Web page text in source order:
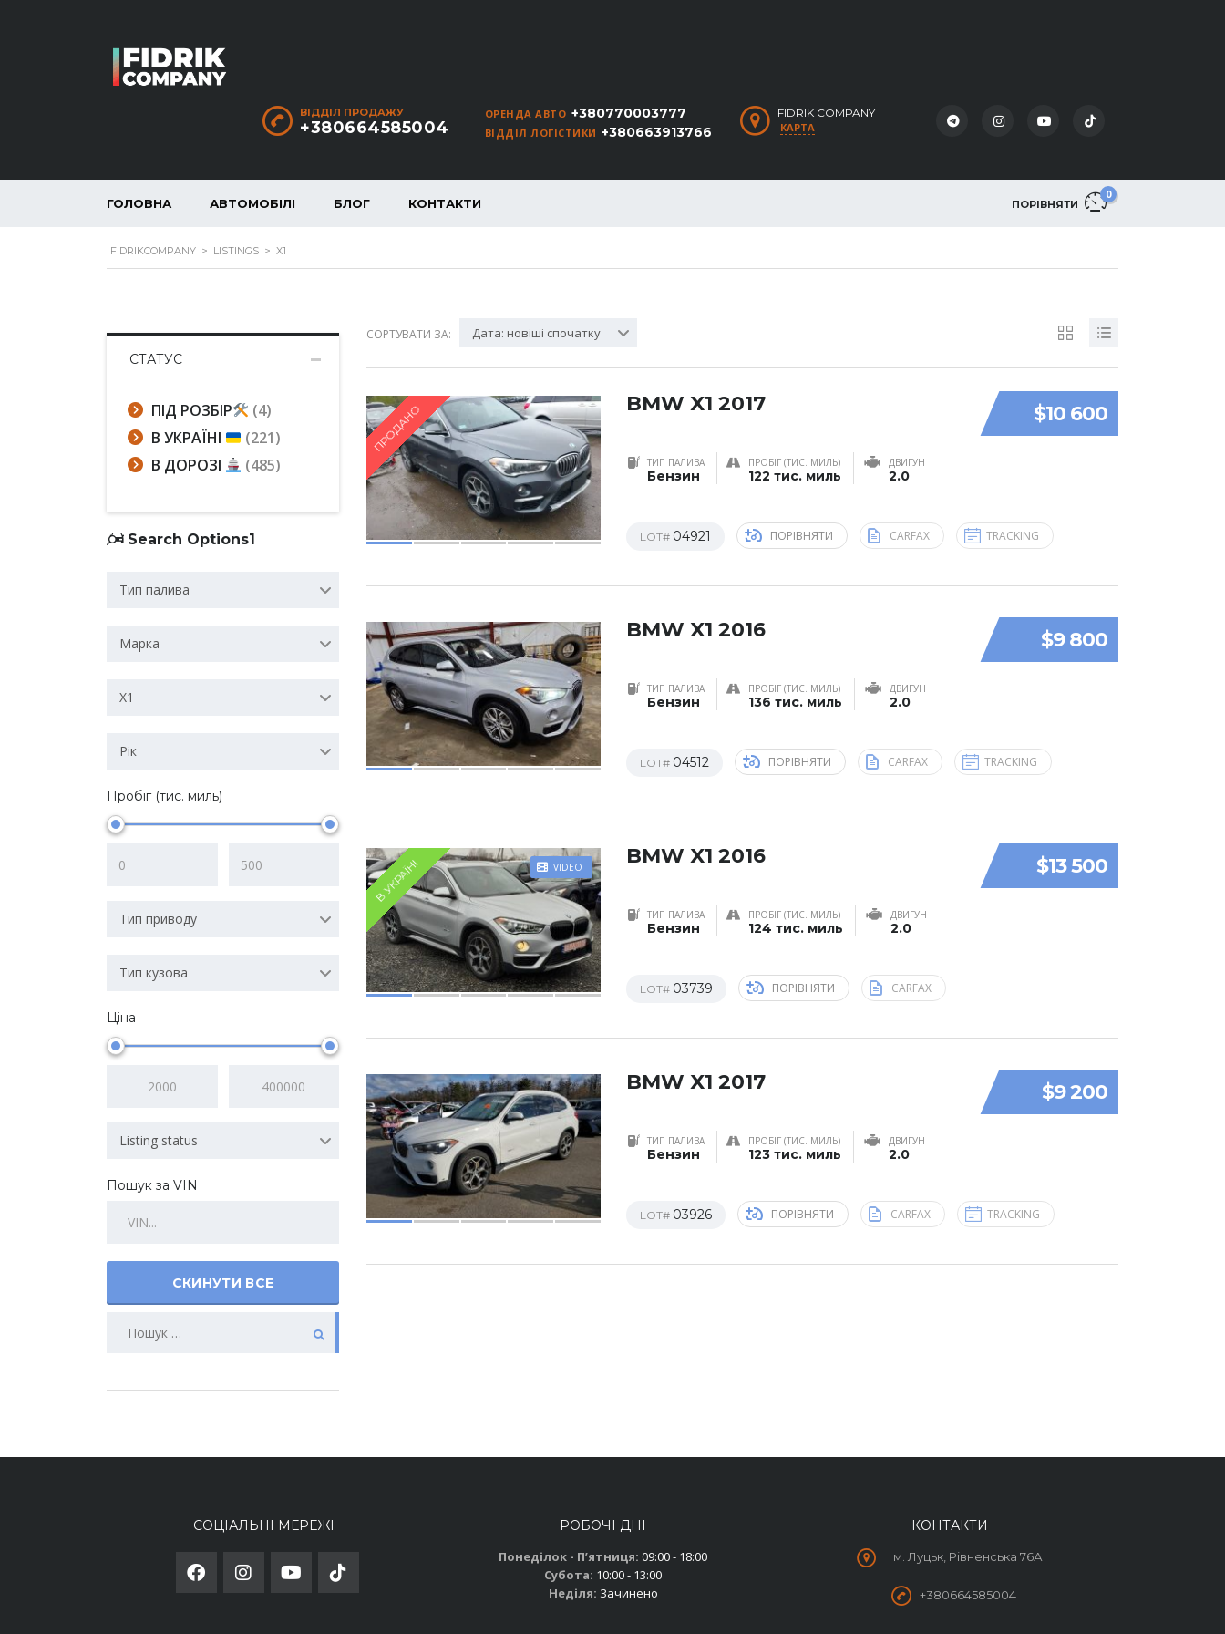
FIDRIK COMPANY
КАРТА
ОРЕНДА АВТО +380770003777
ВІДДІЛ ЛОГІСТИКИ +380663913766
ВІДДІЛ ПРОДАЖУ
+380664585004
ПОРІВНЯТИ
0
ГОЛОВНА АВТОМОБІЛІ БЛОГ КОНТАКТИ
FIDRIKCOMPANY > LISTINGS > X1
СТАТУС
ПІД РОЗБІР
(4)
В УКРАЇНІ
(221)
В ДОРОЗІ
(485)
Search Options1
Тип палива
Марка
X1
Рік
Пробіг (тис. миль)
Тип приводу
Тип кузова
Ціна
Listing status
Пошук за VIN
СКИНУТИ ВСЕ
СОРТУВАТИ ЗА: Дата: новіші спочатку
ПРОДАНО $10 600
BMW X1 2017
ТИП ПАЛИВА
Бензин
ПРОБІГ (ТИС. МИЛЬ)
122 тис. миль
ДВИГУН
2.0
LOT# 04921 ПОРІВНЯТИ CARFAX TRACKING
$9 800
BMW X1 2016
ТИП ПАЛИВА
Бензин
ПРОБІГ (ТИС. МИЛЬ)
136 тис. миль
ДВИГУН
2.0
LOT# 04512 ПОРІВНЯТИ CARFAX TRACKING
VIDEO
В УКРАЇНІ $13 500
BMW X1 2016
ТИП ПАЛИВА
Бензин
ПРОБІГ (ТИС. МИЛЬ)
124 тис. миль
ДВИГУН
2.0
LOT# 03739 ПОРІВНЯТИ CARFAX
$9 200
BMW X1 2017
ТИП ПАЛИВА
Бензин
ПРОБІГ (ТИС. МИЛЬ)
123 тис. миль
ДВИГУН
2.0
LOT# 03926 ПОРІВНЯТИ CARFAX TRACKING
СОЦІАЛЬНІ МЕРЕЖІ
РОБОЧІ ДНІ
Понеділок - Пʼятниця: 09:00 - 18:00
Субота: 10:00 - 13:00
Неділя: Зачинено
КОНТАКТИ
м. Луцьк, Рівненська 76А
+380664585004